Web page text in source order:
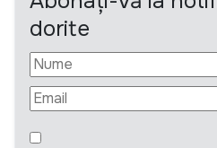
dorite